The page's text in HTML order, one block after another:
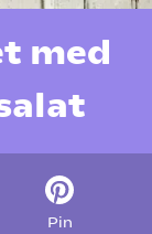
med
Pin